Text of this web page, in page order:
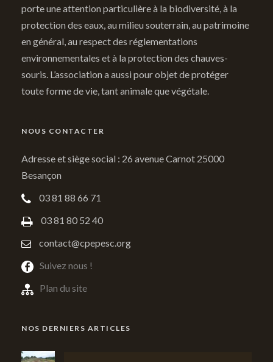
porte une attention particulière à la biodiversité, à la
protection des eaux, au milieu souterrain, au patrimoine
en général, au respect des réglementations
environnementales et à la protection des chauves-
souris. L’association a aussi pour objet de protéger
toute forme de vie, tant animale que végétale.
NOUS CONTACTER
Adresse et siège social : 26 avenue Carnot 25000
Besançon
03 81 88 66 71
03 81 80 52 40
contact@cpepesc.org
Suivez nous !
Plan du site
NOS DERNIERS ARTICLES